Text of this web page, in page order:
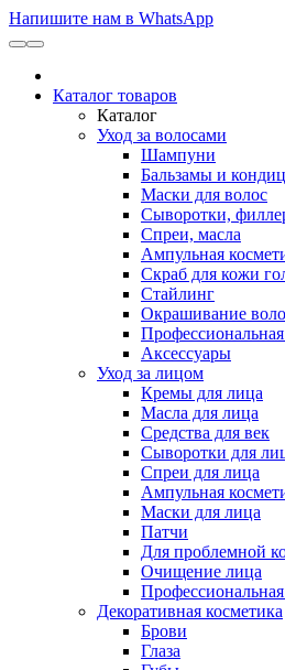
Напишите нам в WhatsApp
Каталог товаров
Каталог
Уход за волосами
Шампуни
Бальзамы и
Маски для волос
Сыворотки,
Спреи, масла
Ампульная
Скраб для кожи
Стайлинг
Окрашивание
Аксессуары
Уход за лицом
Кремы для лица
Масла для лица
Средства для век
Сыворотки для
Спреи для лица
Ампульная
Маски для лица
Патчи
Для проблемной
Очищение лица
Декоративная косметика
Брови
Глаза